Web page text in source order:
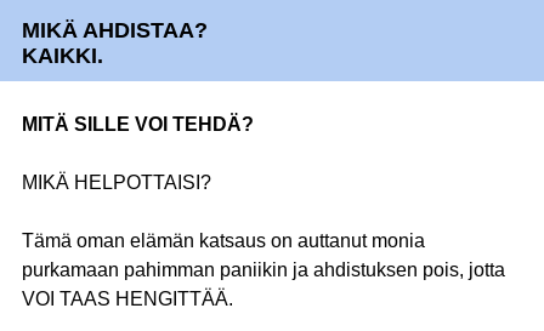
MIKÄ AHDISTAA?
KAIKKI.
MITÄ SILLE VOI TEHDÄ?
MIKÄ HELPOTTAISI?
Tämä oman elämän katsaus on auttanut monia
purkamaan pahimman paniikin ja ahdistuksen pois, jotta
VOI TAAS HENGITTÄÄ.